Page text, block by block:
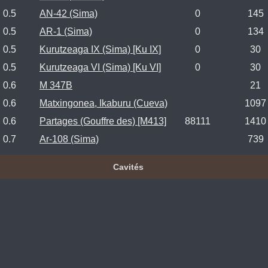
0.5
AN-42 (Sima) 0
145
0.5
AR-1 (Sima) 0
134
0.5
Kurutzeaga IX (Sima) [Ku IX] 0
30
0.5
Kurutzeaga VI (Sima) [Ku VI] 0
30
0.6
M 347B
21
0.6
Matxingonea, Ikaburu (Cueva)
1097
0.6
Partages (Gouffre des) [M413] 88111
1410
0.7
Ar-108 (Sima) 739
Cavités